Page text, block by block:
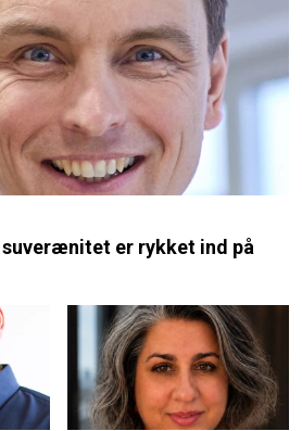
er rykket ind på